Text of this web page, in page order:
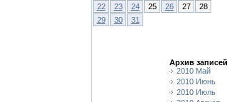
22
23 24 25 26 27
28
29
30 31
Архив записей
2010 Май
2010 Июнь
2010 Июль